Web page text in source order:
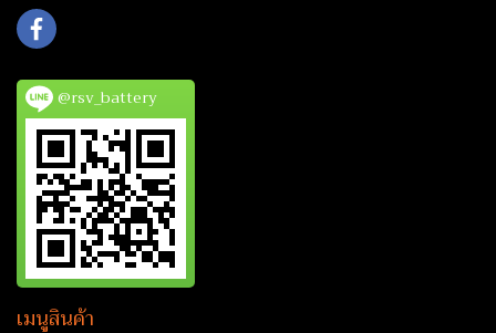
@rsv_battery
เมนูสินค้า